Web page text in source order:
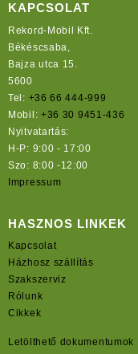
KAPCSOLAT
Rekord-Mobil Kft.
Békéscsaba,
Bajza utca 15.
5600
Tel: +36 66 444-999
Mobil: +36 30 9451-436
Nyitvatartás:
H-P: 9:00 - 17:00
Szo: 8:00 -12:00
Impressum
HASZNOS LINKEK
Kapcsolat
Házhosz szállítás
Szakszerviz
Rólunk
Cikkek
Letölthető dokumentumok